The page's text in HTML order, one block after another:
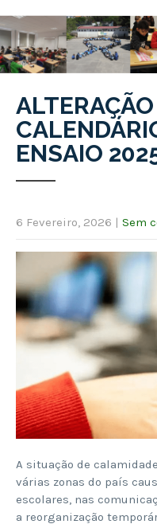
ENSAIO
6 Fevereiro, 2026 | Sem
A situação de
várias zonas do país
escolares, nas
a reorganização